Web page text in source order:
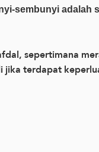
sembunyi
sepertimana
terdapat